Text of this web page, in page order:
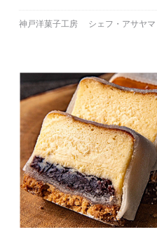
神戸洋菓子工房 シェフ・アサヤマ